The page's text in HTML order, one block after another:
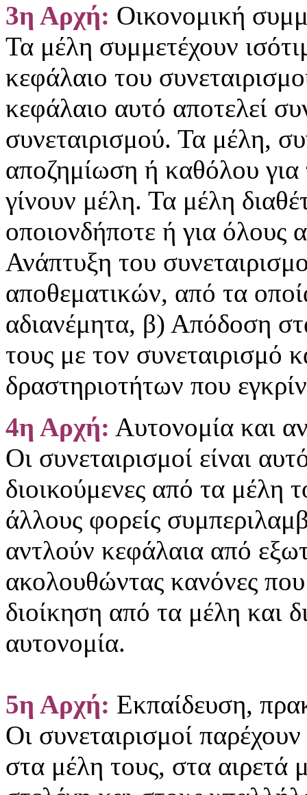
3η Αρχή: Οικονομική
Τα μέλη συμμετέχουν
κεφάλαιο του
κεφάλαιο αυτό αποτελεί
συνεταιρισμού. Τα μέλη,
αποζημίωση ή καθόλου
γίνουν μέλη. Τα μέλη
οποιονδήποτε ή για
Ανάπτυξη του
αποθεματικών, από τα
αδιανέμητα, β) Απόδοση
τους με τον συνεταιρισμό
δραστηριοτήτων που
4η Αρχή: Αυτονομία και
Οι συνεταιρισμοί είναι
διοικούμενες από τα μέλη
άλλους φορείς
αντλούν κεφάλαια από
ακολουθώντας κανόνες
διοίκηση από τα μέλη και
αυτονομία.
5η Αρχή: Εκπαίδευση,
Οι συνεταιρισμοί
στα μέλη τους, στα αιρετά